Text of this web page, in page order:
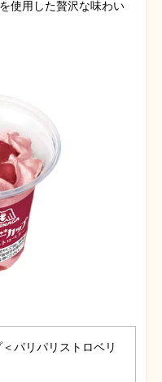
使用した贅沢な味わい
パリパリストロベリ